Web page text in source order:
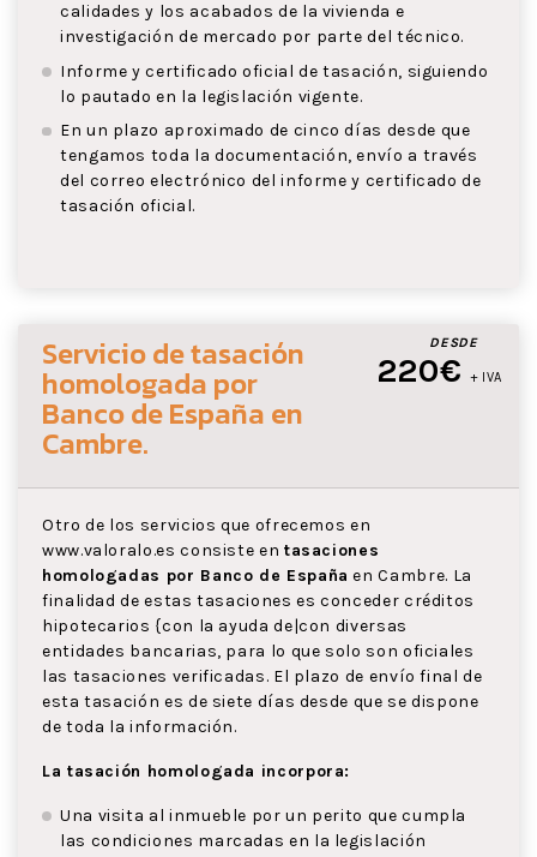
calidades y los acabados de la vivienda e
investigación de mercado por parte del técnico.
Informe y certificado oficial de tasación, siguiendo
lo pautado en la legislación vigente.
En un plazo aproximado de cinco días desde que
tengamos toda la documentación, envío a través
del correo electrónico del informe y certificado de
tasación oficial.
DESDE
220€ + IVA
Servicio de tasación
homologada por
Banco de España en
Cambre.
Otro de los servicios que ofrecemos en
www.valoralo.es consiste en tasaciones
homologadas por Banco de España en Cambre. La
finalidad de estas tasaciones es conceder créditos
hipotecarios {con la ayuda de|con diversas
entidades bancarias, para lo que solo son oficiales
las tasaciones verificadas. El plazo de envío final de
esta tasación es de siete días desde que se dispone
de toda la información.
La tasación homologada incorpora:
Una visita al inmueble por un perito que cumpla
las condiciones marcadas en la legislación